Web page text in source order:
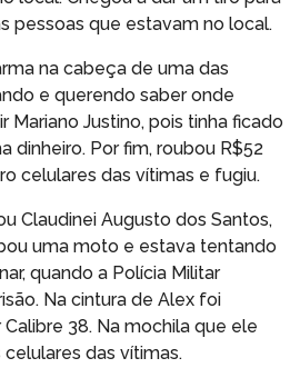
pessoas que estavam no local.
na cabeça de uma das
e querendo saber onde
Mariano Justino, pois tinha ficado
dinheiro. Por fim, roubou R$52
celulares das vítimas e fugiu.
Claudinei Augusto dos Santos,
uma moto e estava tentando
quando a Polícia Militar
Na cintura de Alex foi
38. Na mochila que ele
das vítimas.